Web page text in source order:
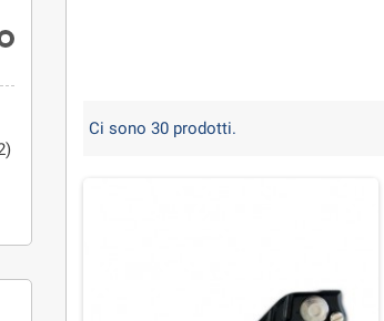
Ci sono 30 prodotti.